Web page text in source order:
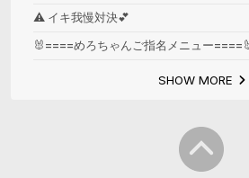
⚠️ イキ我慢対決💕
🐰====めろちゃんご指名メニュー
SHOW MORE